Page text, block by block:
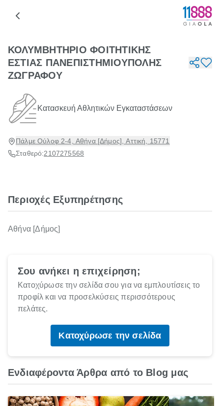
ΚΟΛΥΜΒΗΤΗΡΙΟ ΦΟΙΤΗΤΙΚΗΣ
ΕΣΤΙΑΣ ΠΑΝΕΠΙΣΤΗΜΙΟΥΠΟΛΗΣ
ΖΩΓΡΑΦΟΥ
Κατασκευή Αθλητικών Εγκαταστάσεων
Πάλμε Ούλοφ 2-4, Αθήνα [Δήμος], Αττική, 15771
Σταθερό:2107275568
Περιοχές Εξυπηρέτησης
Αθήνα [Δήμος]
Σου ανήκει η επιχείρηση;
Κατοχύρωσε την σελίδα σου για να εμπλουτίσεις το
προφίλ και να προσελκύσεις περισσότερους
πελάτες.
Κατοχύρωσε την σελίδα
Ενδιαφέροντα Άρθρα από το Blog μας